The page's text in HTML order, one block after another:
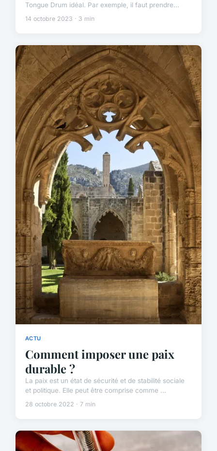
Tongue Drum idéal. Par exemple, il faut prendre...
14 octobre 2023 · 3 min
ACTU
Comment imposer une paix
durable ?
La paix est un état de sécurité et de stabilité sociale
et politique. Elle peut être comprise comme ...
28 octobre 2022 · 7 min